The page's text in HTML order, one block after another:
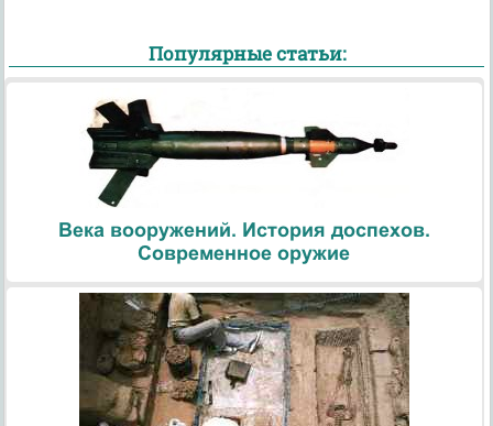
Популярные статьи:
Века вооружений. История доспехов.
Современное оружие